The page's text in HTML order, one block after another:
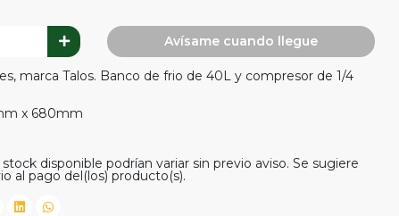
Avísame cuando llegue
marca Talos. Banco de frio de 40L y compresor de 1/4
x 680mm
disponible podrían variar sin previo aviso. Se sugiere
al pago del(los) producto(s).